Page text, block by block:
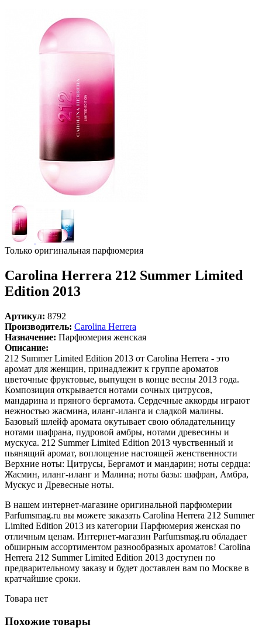
Только оригинальная парфюмерия
Carolina Herrera 212 Summer Limited
Edition 2013
Артикул: 8792
Производитель: Carolina Herrera
Назначение: Парфюмерия женская
Описание:
212 Summer Limited Edition 2013 от Carolina Herrera - это
аромат для женщин, принадлежит к группе ароматов
цветочные фруктовые, выпущен в конце весны 2013 года.
Композиция открывается нотами сочных цитрусов,
мандарина и пряного бергамота. Сердечные аккорды играют
нежностью жасмина, иланг-иланга и сладкой малины.
Базовый шлейф аромата окутывает свою обладательницу
нотами шафрана, пудровой амбры, нотами древесины и
мускуса. 212 Summer Limited Edition 2013 чувственный и
пьянящий аромат, воплощение настоящей женственности
Верхние ноты: Цитрусы, Бергамот и мандарин; ноты сердца:
Жасмин, иланг-иланг и Малина; ноты базы: шафран, Амбра,
Мускус и Древесные ноты.
В нашем интернет-магазине оригинальной парфюмерии
Parfumsmag.ru вы можете заказать Carolina Herrera 212 Summer
Limited Edition 2013 из категории Парфюмерия женская по
отличным ценам. Интернет-магазин Parfumsmag.ru обладает
обширным ассортиментом разнообразных ароматов! Carolina
Herrera 212 Summer Limited Edition 2013 доступен по
предварительному заказу и будет доставлен вам по Москве в
кратчайшие сроки.
Товара нет
Похожие товары